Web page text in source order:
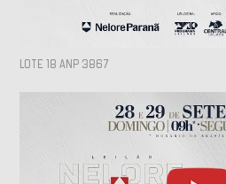
LOTE 18 ANP 3867